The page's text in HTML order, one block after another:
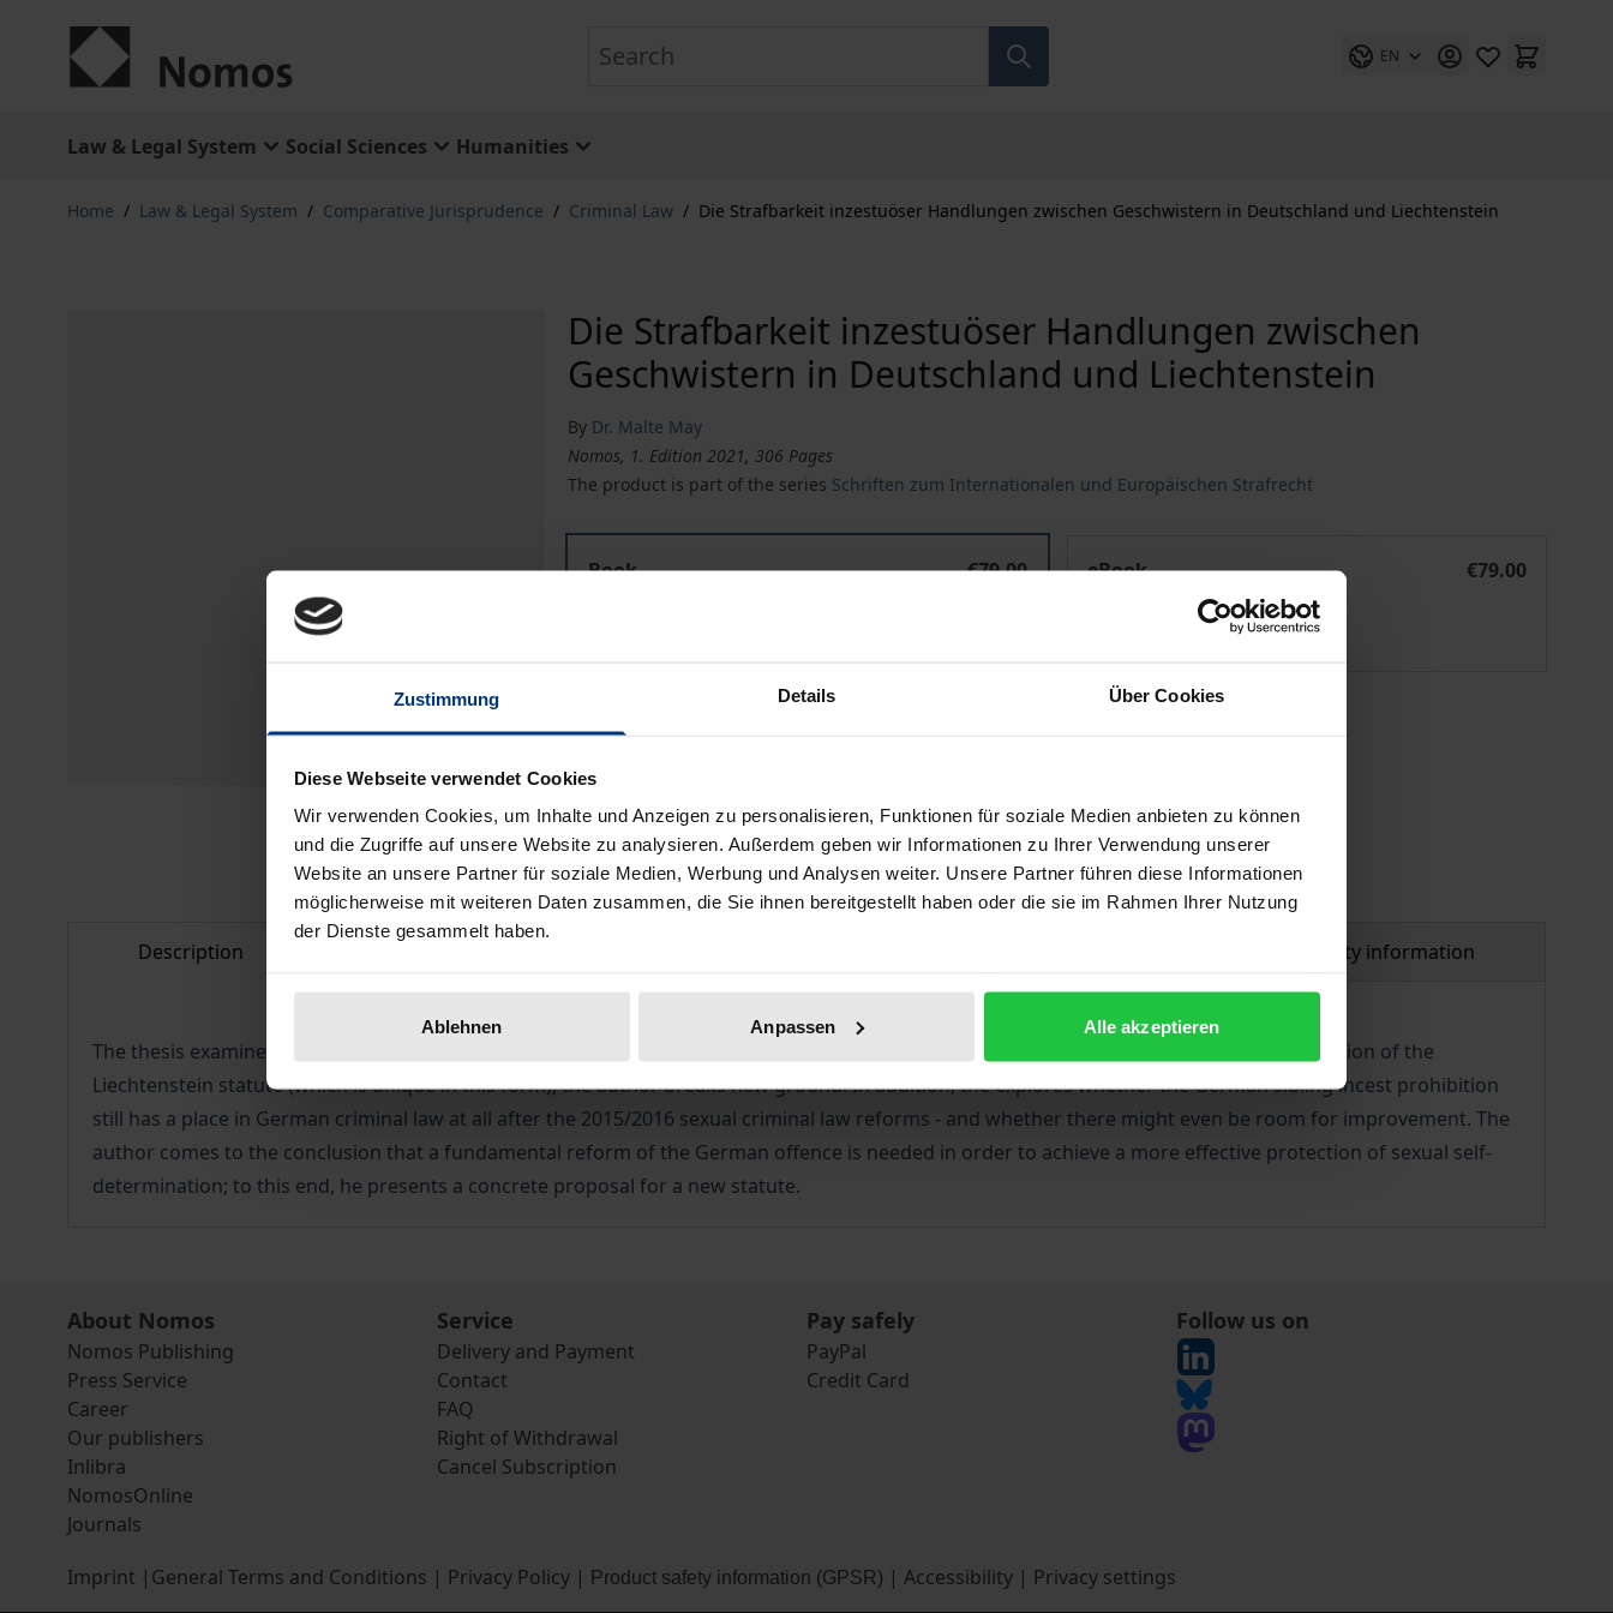
Zustimmung Details Über Cookies
Diese Webseite verwendet Cookies
Wir verwenden Cookies, um Inhalte und Anzeigen zu personalisieren, Funktionen für soziale Medien anbieten zu können
und die Zugriffe auf unsere Website zu analysieren. Außerdem geben wir Informationen zu Ihrer Verwendung unserer
Website an unsere Partner für soziale Medien, Werbung und Analysen weiter. Unsere Partner führen diese Informationen
möglicherweise mit weiteren Daten zusammen, die Sie ihnen bereitgestellt haben oder die sie im Rahmen Ihrer Nutzung
der Dienste gesammelt haben.
Ablehnen Anpassen Alle akzeptieren
EN
Law & Legal System Social Sciences Humanities
Home / Law & Legal System / Comparative Jurisprudence / Criminal Law / Die Strafbarkeit inzestuöser Handlungen zwischen Geschwistern in Deutschland und Liechtenstein
Die Strafbarkeit inzestuöser Handlungen zwischen
Geschwistern in Deutschland und Liechtenstein
By Dr. Malte May
Nomos, 1. Edition 2021, 306 Pages
The product is part of the series Schriften zum Internationalen und Europäischen Strafrecht
Book
€79.00
eBook
€79.00
ISBN 978-3-7489-2756-3
Delivery cost notice
Description Product safety information
The thesis examines the criminal liability requirements for sibling incest in Germany and Liechtenstein. Delivering the first ever interpretation of the
Liechtenstein statute (which is unique in this form), the author breaks new ground. In addition, the explores whether the German sibling incest prohibition
still has a place in German criminal law at all after the 2015/2016 sexual criminal law reforms - and whether there might even be room for improvement. The
author comes to the conclusion that a fundamental reform of the German offence is needed in order to achieve a more effective protection of sexual self-
determination; to this end, he presents a concrete proposal for a new statute.
About Nomos
Nomos Publishing
Press Service
Career
Our publishers
Inlibra
NomosOnline
Journals
Service
Delivery and Payment
Contact
FAQ
Right of Withdrawal
Cancel Subscription
Pay safely
PayPal
Credit Card
Follow us on
Imprint | General Terms and Conditions | Privacy Policy | Product safety information (GPSR) | Accessibility | Privacy settings